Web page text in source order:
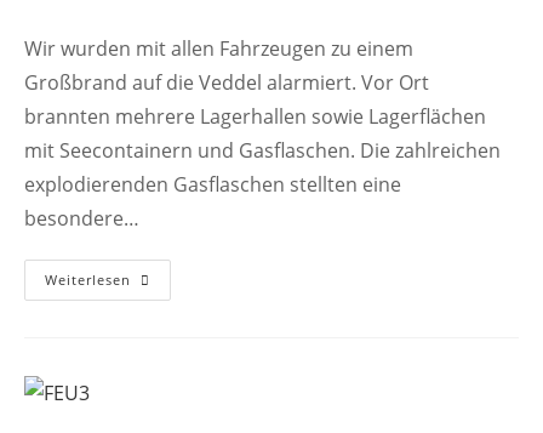
Wir wurden mit allen Fahrzeugen zu einem
Großbrand auf die Veddel alarmiert. Vor Ort
brannten mehrere Lagerhallen sowie Lagerflächen
mit Seecontainern und Gasflaschen. Die zahlreichen
explodierenden Gasflaschen stellten eine
besondere…
Weiterlesen